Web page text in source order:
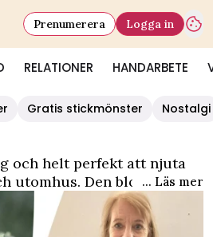
RELATIONER HANDARBETE
Prenumerera Logga in
Gratis stickmönster
Nostalgi
och helt perfekt att njuta
utomhus. Den blommar
på våren och finns i 20
... Läs mer